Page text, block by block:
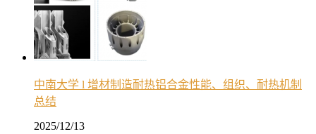
中南大学 l 增材制造耐热铝合金性能、组织、耐热机制
总结
2025/12/13